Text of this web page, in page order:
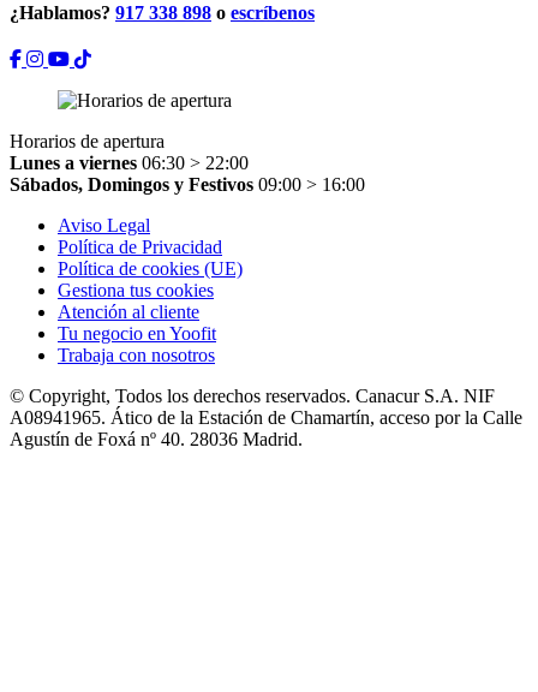
¿Hablamos? 917 338 898 o escríbenos
Horarios de apertura
Lunes a viernes 06:30 > 22:00
Sábados, Domingos y Festivos 09:00 > 16:00
Aviso Legal
Política de Privacidad
Política de cookies (UE)
Gestiona tus cookies
Atención al cliente
Tu negocio en Yoofit
Trabaja con nosotros
© Copyright, Todos los derechos reservados. Canacur S.A. NIF
A08941965. Ático de la Estación de Chamartín, acceso por la Calle
Agustín de Foxá nº 40. 28036 Madrid.